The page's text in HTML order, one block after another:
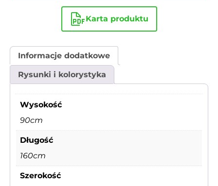
Karta produktu
Informacje dodatkowe
Rysunki i kolorystyka
Wysokość
90cm
Długość
160cm
Szerokość